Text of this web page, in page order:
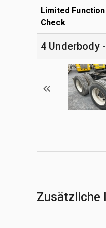
Limited Function
Check
4 Underbody
Zusätzliche